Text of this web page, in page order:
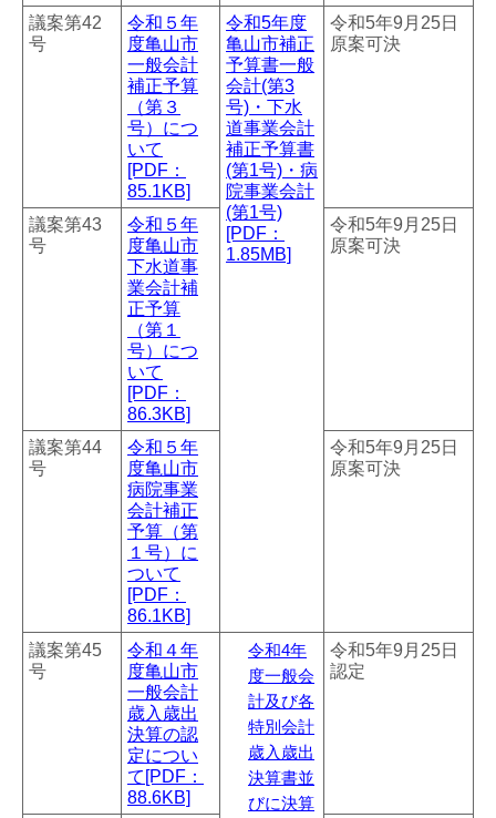
議案第42
号
令和５年
度亀山市
一般会計
補正予算
（第３
号）につ
いて
[PDF：
85.1KB]
令和5年度
亀山市補正
予算書一般
会計(第3
号)・下水
道事業会計
補正予算書
(第1号)・病
院事業会計
(第1号)
[PDF：
1.85MB]
令和5年9月25日
原案可決
議案第43
号
令和５年
度亀山市
下水道事
業会計補
正予算
（第１
号）につ
いて
[PDF：
86.3KB]
令和5年9月25日
原案可決
議案第44
号
令和５年
度亀山市
病院事業
会計補正
予算（第
１号）に
ついて
[PDF：
86.1KB]
令和5年9月25日
原案可決
議案第45
号
令和４年
度亀山市
一般会計
歳入歳出
決算の認
定につい
て[PDF：
88.6KB]
令和4年
度一般会
計及び各
特別会計
歳入歳出
決算書並
びに決算
令和5年9月25日
認定